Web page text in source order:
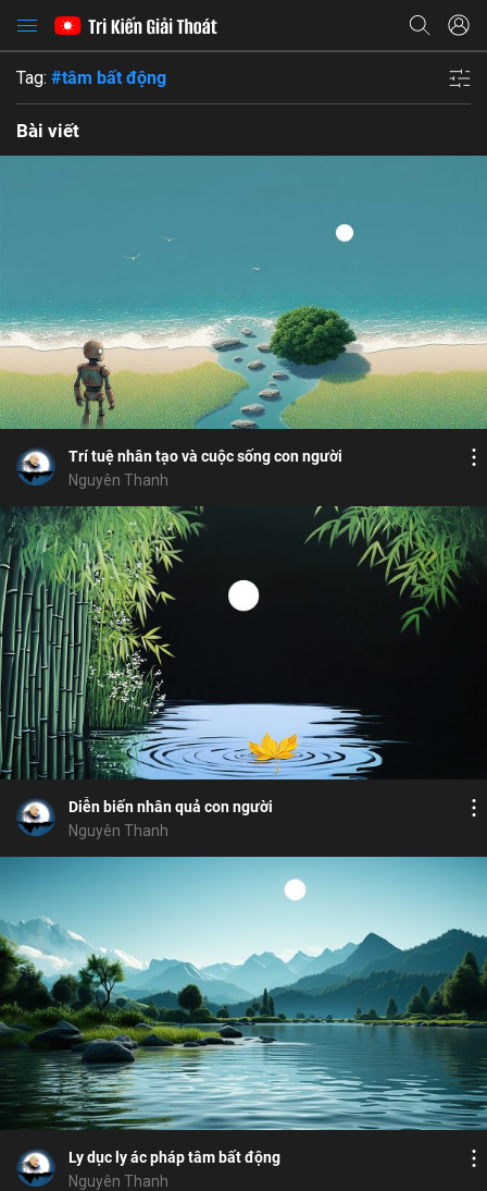
Tag: #tâm bất động
Bài viết
Elon Musk tưởng thức tâm bất động
5 18
Trí tuệ nhân tạo và cuộc sống con người
Nguyên Thanh
Bỏ chọn
Bình luận
Lưu
môi trường duyên tan luật nhân quả ý
9
Diễn biến nhân quả con người
Nguyên Thanh
Bình luận
Lưu
nghiệp lực xả tâm Bát Chánh Đạo
18 4
Ly dục ly ác pháp tâm bất động
Nguyên Thanh
Bỏ chọn
Bỏ chọn
Bình luận
Lưu